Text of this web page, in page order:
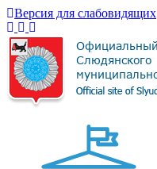
Версия для слабовидящих